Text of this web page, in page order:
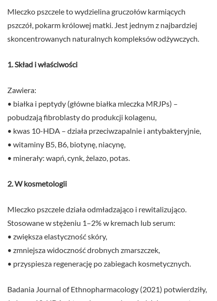
Mleczko pszczele to wydzielina gruczołów karmiących
pszczół, pokarm królowej matki. Jest jednym z najbardziej
skoncentrowanych naturalnych kompleksów odżywczych.
1. Skład i właściwości
Zawiera:
• białka i peptydy (główne białka mleczka MRJPs) –
pobudzają fibroblasty do produkcji kolagenu,
• kwas 10-HDA – działa przeciwzapalnie i antybakteryjnie,
• witaminy B5, B6, biotynę, niacynę,
• minerały: wapń, cynk, żelazo, potas.
2. W kosmetologii
Mleczko pszczele działa odmładzająco i rewitalizująco.
Stosowane w stężeniu 1–2% w kremach lub serum:
• zwiększa elastyczność skóry,
• zmniejsza widoczność drobnych zmarszczek,
• przyspiesza regenerację po zabiegach kosmetycznych.
Badania Journal of Ethnopharmacology (2021) potwierdziły,